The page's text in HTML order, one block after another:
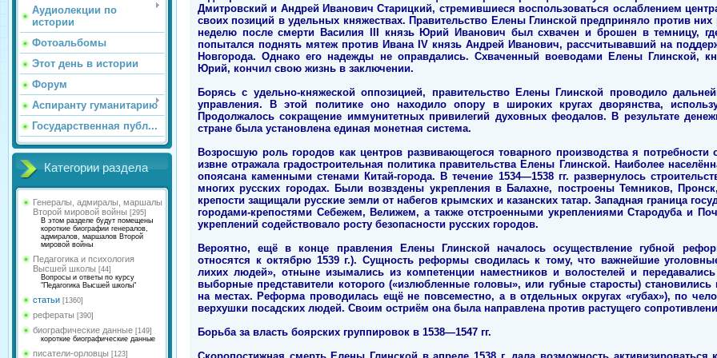
Аудиолекции по
истории
Фотоальбомы
Этот день в истории
Форум
Аспиранту гуманитарию
Государственная публ...
Категории раздела
Генералы, адмиралы, маршалы
Второй мировой войны [295]
В этом разделе будут помещены
короткие биографии генералов,
адмиралов, маршалов Второй
мировой войны
Педагогика и психология
Высшей школы [44]
Вопросы и ответы по курсу
"Педагогика Высшей школы"
статьи [1360]
рефераты [390]
биографические данные [149]
короткие биографические данные
писатели-орловцы [123]
Дмитровский и Андрей Иванович Старицкий, стремившиеся воспользоваться ослаблением
своих позиций в удельных княжествах. Правительство Елены Глинской предприняло против
неделю после смерти Василия III князь Юрий Иванович был схвачен и брошен в темницу,
попытался поднять мятеж против Ивана IV князь Андрей Иванович, рассчитывавший на
Новгорода. Однако его надежды не оправдались. Схваченный воеводами Елены Глинской,
Юрий, кончил свою жизнь в заключении.
Борясь с удельно-княжеской оппозицией, правительство Елены Глинской проводило
управления. В этой политике оно находило опору в широких кругах дворянства,
Продолжалось сокращение иммунитетных привилегий духовных феодалов. В результате
стране была установлена единая монетная система.
Возросшую роль городов как центров развивающегося товарного производства я
извне отражала градостроительная политика правительства Елены Глинской. Наиболее
опоясана каменными стенами Китай-города. В течение 1534—1538 гг. развернулось
многих русских городах. Были возвздены укрепления в Балахне, построены Темников,
крепости защищали русские земли от набегов крымских и казанских татар. Западная граница
городами-крепостями Себежем, Велижем, а также отстроенными укреплениями Стародуба и
укреплений содействовало росту безопасности русских городов.
Вероятно, ещё в конце правления Елены Глинской началось осуществление губной
относятся к октябрю 1539 г.). Сущность реформы сводилась к тому, что важнейшие
лихих людей», отныне изымались из компетенции наместников и волостелей и
выборные представители которого («излюбленные головы», или губные старосты) становились
на местах. Реформа проводилась ещё не повсеместно, а в отдельных округах «губах»), по
верхушки посадских людей. Своим остриём она была направлена против растущего
Борьба за власть боярских группировок в 1538—1547 гг.